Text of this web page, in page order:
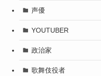
声優
YOUTUBER
政治家
歌舞伎役者